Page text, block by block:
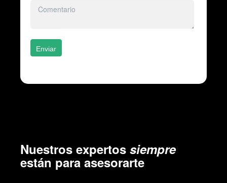
Nuestros expertos siempre
están para asesorarte
Enviar